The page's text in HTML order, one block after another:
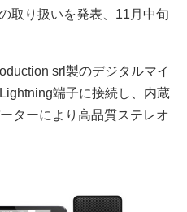
取り扱いを発表、11月中旬
srl製のデジタルマイ
端子に接続し、内蔵
ターにより高品質ステレオ